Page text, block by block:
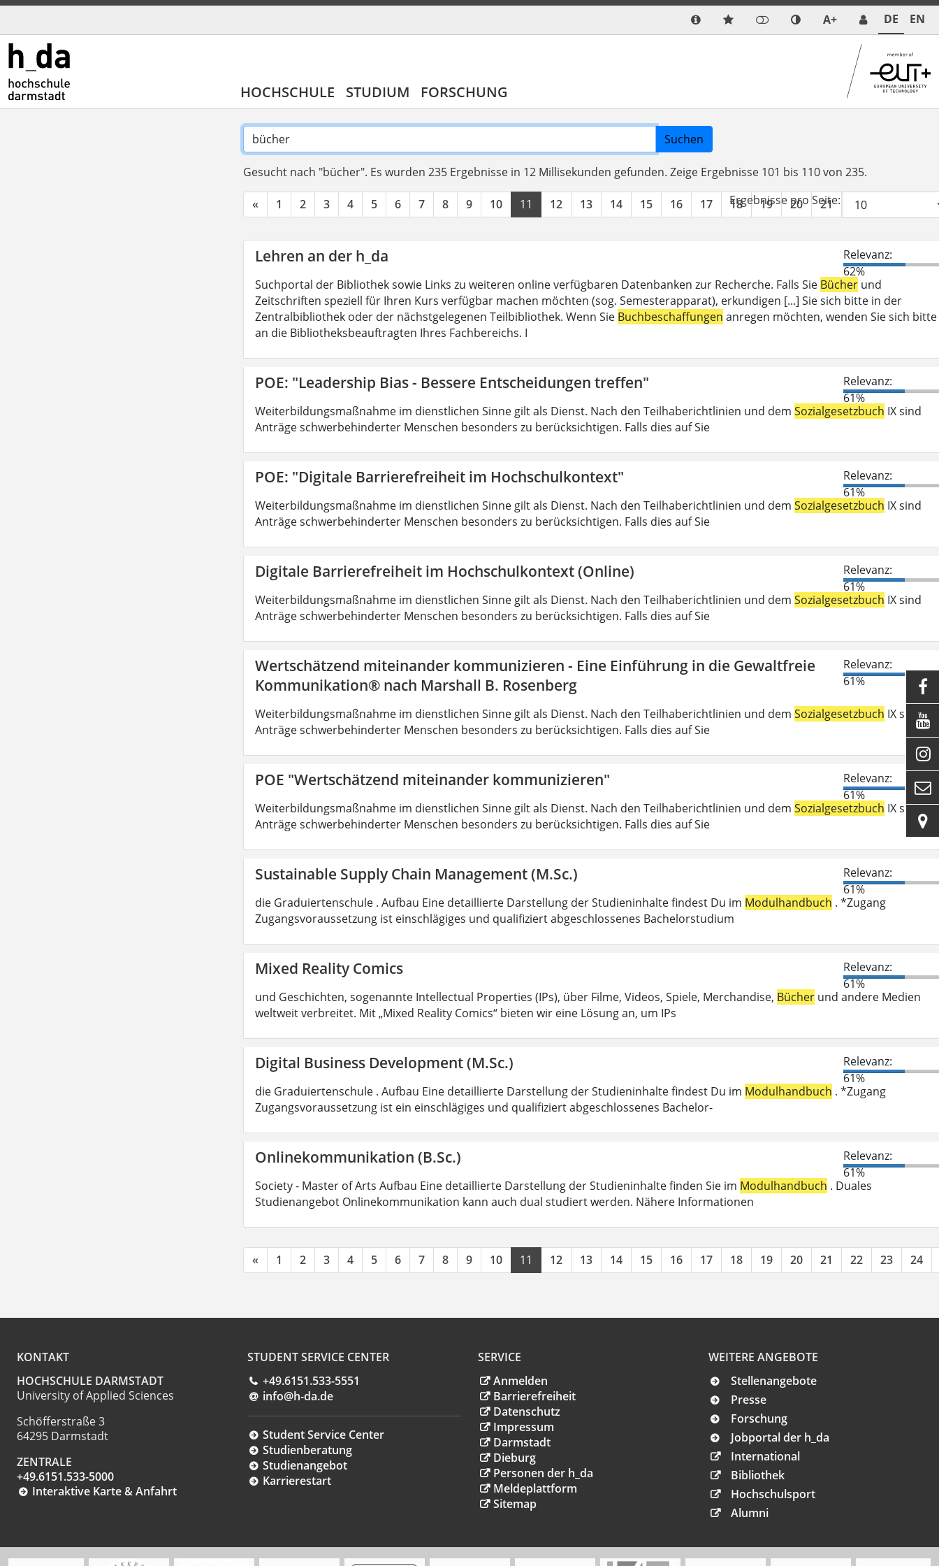
A+ DE EN
HOCHSCHULE STUDIUM FORSCHUNG
Suchen
Gesucht nach "bücher". Es wurden 235 Ergebnisse in 12 Millisekunden gefunden. Zeige Ergebnisse 101 bis 110 von 235.
« 1 2 3 4 5 6 7 8 9 10 11 12 13 14 15 16 17 18 19 20 21 22
Ergebnisse pro Seite:
Lehren an der h_da
Relevanz:
62%
Suchportal der Bibliothek sowie Links zu weiteren online verfügbaren Datenbanken zur Recherche. Falls Sie Bücher und
Zeitschriften speziell für Ihren Kurs verfügbar machen möchten (sog. Semesterapparat), erkundigen [...] Sie sich bitte in der
Zentralbibliothek oder der nächstgelegenen Teilbibliothek. Wenn Sie Buchbeschaffungen anregen möchten, wenden Sie sich bitte
an die Bibliotheksbeauftragten Ihres Fachbereichs. I
POE: "Leadership Bias - Bessere Entscheidungen treffen"
Relevanz:
61%
Weiterbildungsmaßnahme im dienstlichen Sinne gilt als Dienst. Nach den Teilhaberichtlinien und dem Sozialgesetzbuch IX sind
Anträge schwerbehinderter Menschen besonders zu berücksichtigen. Falls dies auf Sie
POE: "Digitale Barrierefreiheit im Hochschulkontext"
Relevanz:
61%
Weiterbildungsmaßnahme im dienstlichen Sinne gilt als Dienst. Nach den Teilhaberichtlinien und dem Sozialgesetzbuch IX sind
Anträge schwerbehinderter Menschen besonders zu berücksichtigen. Falls dies auf Sie
Digitale Barrierefreiheit im Hochschulkontext (Online)
Relevanz:
61%
Weiterbildungsmaßnahme im dienstlichen Sinne gilt als Dienst. Nach den Teilhaberichtlinien und dem Sozialgesetzbuch IX sind
Anträge schwerbehinderter Menschen besonders zu berücksichtigen. Falls dies auf Sie
Wertschätzend miteinander kommunizieren - Eine Einführung in die Gewaltfreie
Kommunikation® nach Marshall B. Rosenberg
Relevanz:
61%
Weiterbildungsmaßnahme im dienstlichen Sinne gilt als Dienst. Nach den Teilhaberichtlinien und dem Sozialgesetzbuch IX sind
Anträge schwerbehinderter Menschen besonders zu berücksichtigen. Falls dies auf Sie
POE "Wertschätzend miteinander kommunizieren"
Relevanz:
61%
Weiterbildungsmaßnahme im dienstlichen Sinne gilt als Dienst. Nach den Teilhaberichtlinien und dem Sozialgesetzbuch IX sind
Anträge schwerbehinderter Menschen besonders zu berücksichtigen. Falls dies auf Sie
Sustainable Supply Chain Management (M.Sc.)
Relevanz:
61%
die Graduiertenschule . Aufbau Eine detaillierte Darstellung der Studieninhalte findest Du im Modulhandbuch . *Zugang
Zugangsvoraussetzung ist einschlägiges und qualifiziert abgeschlossenes Bachelorstudium
Mixed Reality Comics
Relevanz:
61%
und Geschichten, sogenannte Intellectual Properties (IPs), über Filme, Videos, Spiele, Merchandise, Bücher und andere Medien
weltweit verbreitet. Mit „Mixed Reality Comics“ bieten wir eine Lösung an, um IPs
Digital Business Development (M.Sc.)
Relevanz:
61%
die Graduiertenschule . Aufbau Eine detaillierte Darstellung der Studieninhalte findest Du im Modulhandbuch . *Zugang
Zugangsvoraussetzung ist ein einschlägiges und qualifiziert abgeschlossenes Bachelor-
Onlinekommunikation (B.Sc.)
Relevanz:
61%
Society - Master of Arts Aufbau Eine detaillierte Darstellung der Studieninhalte finden Sie im Modulhandbuch . Duales
Studienangebot Onlinekommunikation kann auch dual studiert werden. Nähere Informationen
« 1 2 3 4 5 6 7 8 9 10 11 12 13 14 15 16 17 18 19 20 21 22 23 24
KONTAKT
HOCHSCHULE DARMSTADT
University of Applied Sciences
Schöfferstraße 3
64295 Darmstadt
ZENTRALE
+49.6151.533-5000
Interaktive Karte & Anfahrt
STUDENT SERVICE CENTER
+49.6151.533-5551
info@h-da.de
Student Service Center
Studienberatung
Studienangebot
Karrierestart
SERVICE
Anmelden
Barrierefreiheit
Datenschutz
Impressum
Darmstadt
Dieburg
Personen der h_da
Meldeplattform
Sitemap
WEITERE ANGEBOTE
Stellenangebote
Presse
Forschung
Jobportal der h_da
International
Bibliothek
Hochschulsport
Alumni




